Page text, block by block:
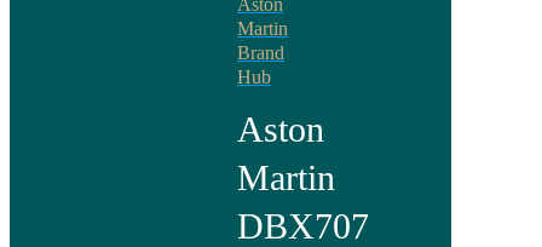
Martin
Brand
Hub
Aston
Martin
DBX707